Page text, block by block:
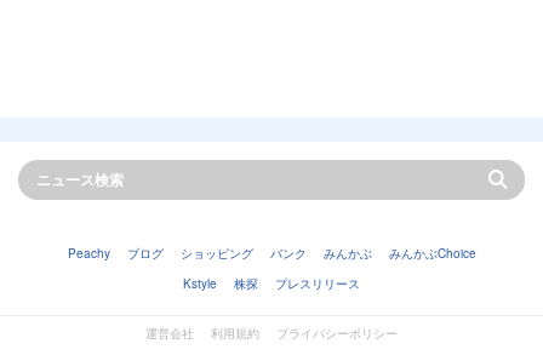
Peachy ブログ ショッピング バンク みんかぶ
みんかぶChoice
Kstyle
株探 プレスリリース
運営会社 利用規約 プライバシーポリシー